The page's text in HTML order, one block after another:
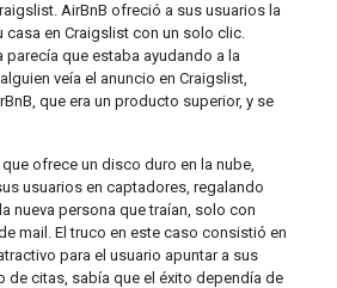
AirBnB ofreció a sus usuarios la
en Craigslist con un solo clic.
parecía que estaba ayudando a la
veía el anuncio en Craigslist,
que era un producto superior, y se
que ofrece un disco duro en la nube,
usuarios en captadores, regalando
nueva persona que traían, solo con
mail. El truco en este caso consistió en
para el usuario apuntar a sus
de citas, sabía que el éxito dependía de